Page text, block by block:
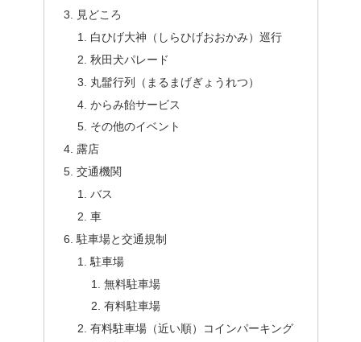
見どころ
白ひげ大神（しらひげおおかみ）巡行
秋田犬パレード
丸髷行列（まるまげぎょうれつ）
からみ飴サービス
その他のイベント
露店
交通機関
バス
車
駐車場と交通規制
駐車場
無料駐車場
有料駐車場
有料駐車場（近い順）コインパーキング